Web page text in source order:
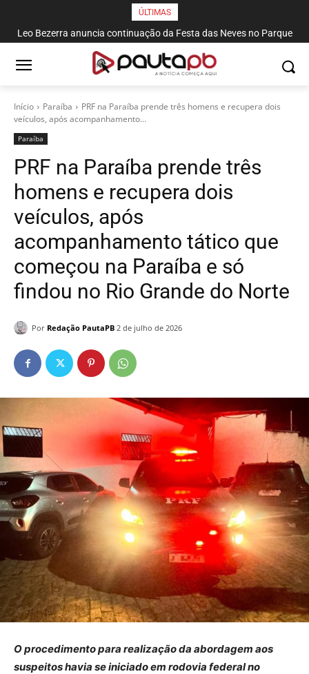
ÚLTIMAS
Leo Bezerra anuncia continuação da Festa das Neves no Parque
Solon de Lucena até domingo
Início Paraí­ba
PRF na Paraíba prende três homens e recupera dois
veículos, após acompanhamento...
Paraí­ba
PRF na Paraíba prende três
homens e recupera dois
veículos, após
acompanhamento tático que
começou na Paraíba e só
findou no Rio Grande do Norte
Por Redação PautaPB 2 de julho de 2026
O procedimento para realização da abordagem aos
suspeitos havia se iniciado em rodovia federal no